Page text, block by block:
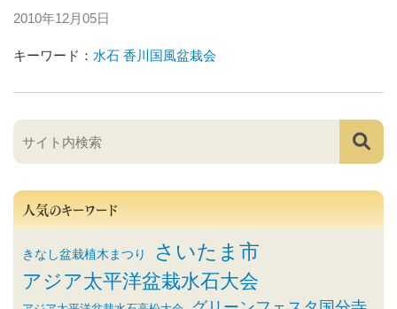
2010年12月05日
キーワード： 水石 香川国風盆栽会
人気のキーワード
きなし盆栽植木まつり さいたま市
アジア太平洋盆栽水石大会